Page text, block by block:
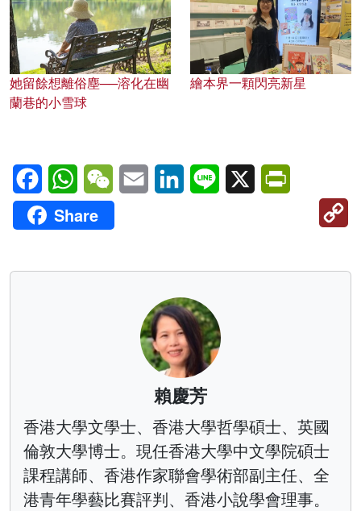
她留餘想離俗塵──溶化在幽
蘭巷的小雪球
繪本界一顆閃亮新星
FacebookWhatsAppWeChatEmail LinkedInLine X
Share
賴慶芳
香港大學文學士、香港大學哲學碩士、英國
倫敦大學博士。現任香港大學中文學院碩士
課程講師、香港作家聯會學術部副主任、全
港青年學藝比賽評判、香港小說學會理事。